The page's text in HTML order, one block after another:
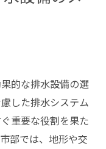
的な排水設備の選
した排水システム
重要な役割を果た
部では、地形や交